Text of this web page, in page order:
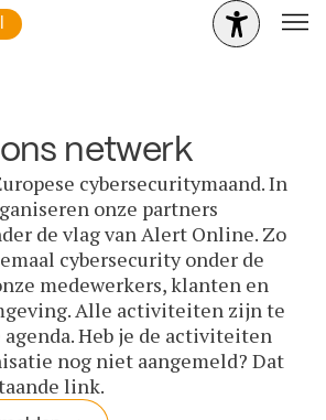
netwerk
cybersecuritymaand. In
onze partners
de vlag van Alert Online. Zo
cybersecurity onder de
medewerkers, klanten en
Alle activiteiten zijn te
Heb je de activiteiten
nog niet aangemeld? Dat
link.